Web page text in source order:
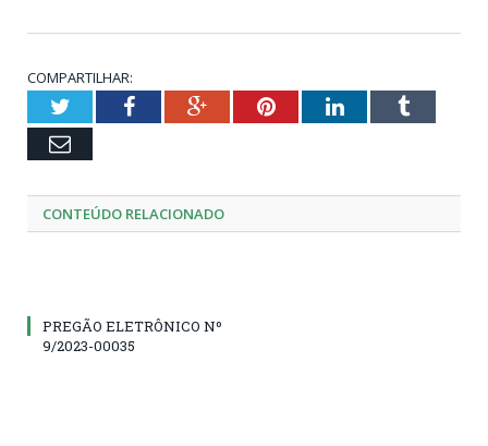
COMPARTILHAR:
TwitterFacebookGoogle+PinterestLinkedInTumblr
Email
CONTEÚDO RELACIONADO
PREGÃO ELETRÔNICO Nº
9/2023-00035